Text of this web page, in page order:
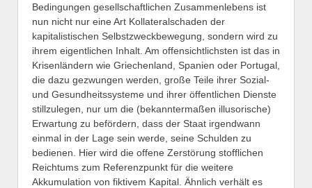
Bedingungen gesellschaftlichen Zusammenlebens ist
nun nicht nur eine Art Kollateralschaden der
kapitalistischen Selbstzweckbewegung, sondern wird zu
ihrem eigentlichen Inhalt. Am offensichtlichsten ist das in
Krisenländern wie Griechenland, Spanien oder Portugal,
die dazu gezwungen werden, große Teile ihrer Sozial-
und Gesundheitssysteme und ihrer öffentlichen Dienste
stillzulegen, nur um die (bekanntermaßen illusorische)
Erwartung zu befördern, dass der Staat irgendwann
einmal in der Lage sein werde, seine Schulden zu
bedienen. Hier wird die offene Zerstörung stofflichen
Reichtums zum Referenzpunkt für die weitere
Akkumulation von fiktivem Kapital. Ähnlich verhält es